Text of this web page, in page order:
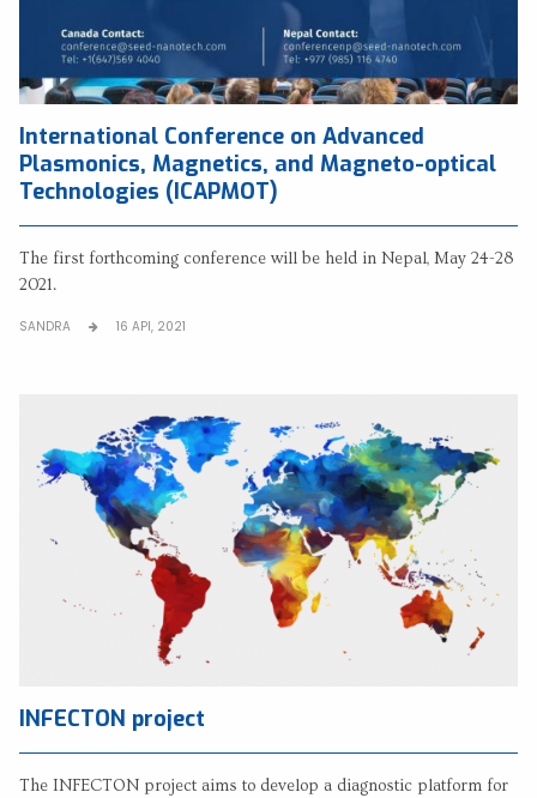
International Conference on Advanced
Plasmonics, Magnetics, and Magneto-optical
Technologies (ICAPMOT)
The first forthcoming conference will be held in Nepal, May 24-28
2021.
SANDRA 16 API, 2021
INFECTON project
The INFECTON project aims to develop a diagnostic platform for